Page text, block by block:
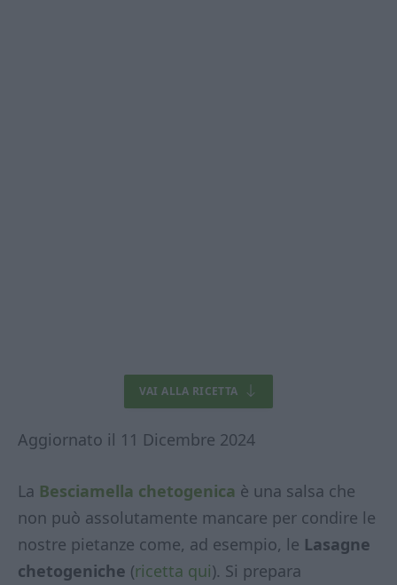
VAI ALLA RICETTA
Aggiornato il 11 Dicembre 2024
La Besciamella chetogenica è una salsa che
non può assolutamente mancare per condire le
nostre pietanze come, ad esempio, le Lasagne
chetogeniche (ricetta qui). Si prepara